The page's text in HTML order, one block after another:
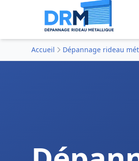
Accueil Dépannage rideau